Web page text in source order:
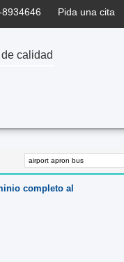
Pida una cita
calidad
completo al